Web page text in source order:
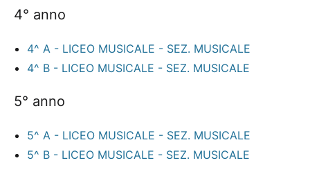
4° anno
4^ A - LICEO MUSICALE - SEZ. MUSICALE
4^ B - LICEO MUSICALE - SEZ. MUSICALE
5° anno
5^ A - LICEO MUSICALE - SEZ. MUSICALE
5^ B - LICEO MUSICALE - SEZ. MUSICALE